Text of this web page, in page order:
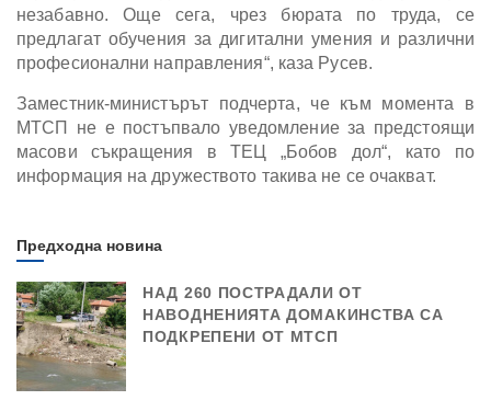
незабавно. Още сега, чрез бюрата по труда, се
предлагат обучения за дигитални умения и различни
професионални направления“, каза Русев.
Заместник-министърът подчерта, че към момента в
МТСП не е постъпвало уведомление за предстоящи
масови съкращения в ТЕЦ „Бобов дол“, като по
информация на дружеството такива не се очакват.
Предходна новина
НАД 260 ПОСТРАДАЛИ ОТ
НАВОДНЕНИЯТА ДОМАКИНСТВА СА
ПОДКРЕПЕНИ ОТ МТСП